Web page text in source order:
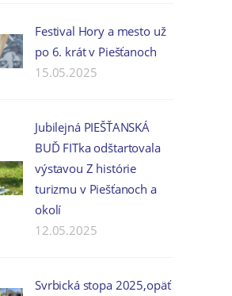
Festival Hory a mesto už
po 6. krát v Piešťanoch
15.05.2025
Jubilejná PIEŠŤANSKÁ
BUĎ FITka odštartovala
výstavou Z histórie
turizmu v Piešťanoch a
okolí
12.05.2025
Svrbická stopa 2025,opäť